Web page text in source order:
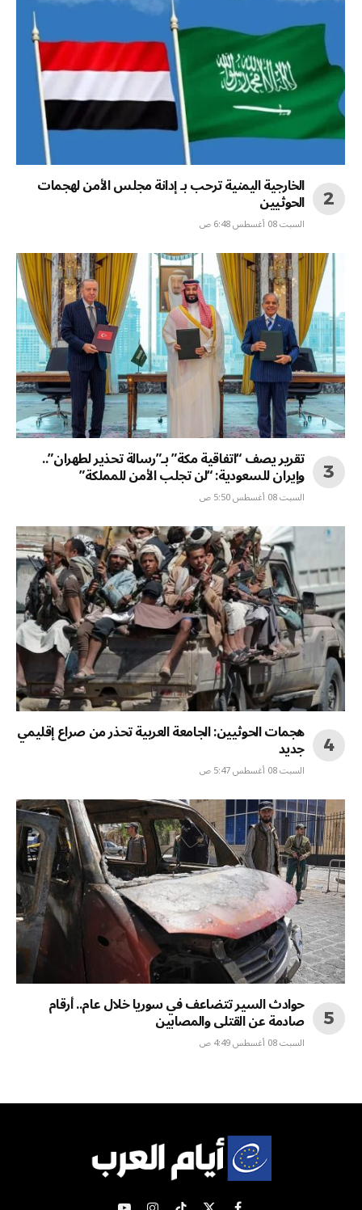
الخارجية اليمنية ترحب بـ إدانة مجلس الأمن لهجمات
الحوثيين
السبت 08 أغسطس 6:48 ص
تقرير يصف “اتفاقية مكة” بـ”رسالة تحذير لطهران”..
وإيران للسعودية: “لن تجلب الأمن للمملكة”
السبت 08 أغسطس 5:50 ص
هجمات الحوثيين: الجامعة العربية تحذر من صراع إقليمي
جديد
السبت 08 أغسطس 5:47 ص
حوادث السير تتضاعف في سوريا خلال عام.. أرقام
صادمة عن القتلى والمصابين
السبت 08 أغسطس 4:49 ص